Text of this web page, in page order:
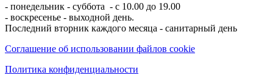
- понедельник - суббота - с 10.00 до 19.00
- воскресенье - выходной день.
Последний вторник каждого месяца - санитарный день
Соглашение об использовании файлов cookie
Политика конфиденциальности